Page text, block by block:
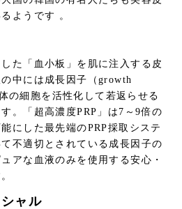
ようです 。
た「血小板」を肌に注入する皮
中には成長因子（growth
の細胞を活性化して若返らせる
。「超高濃度PRP」は7～9倍の
にした最先端のPRP採取システ
不適切とされている成長因子の
アな血液のみを使用する安心・
ャル